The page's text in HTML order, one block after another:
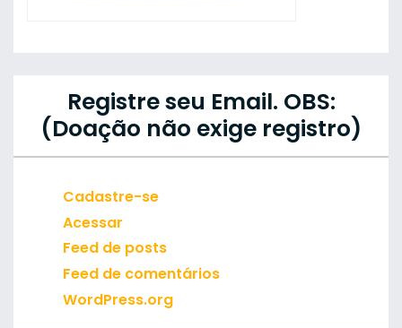
Registre seu Email. OBS:
(Doação não exige registro)
Cadastre-se
Acessar
Feed de posts
Feed de comentários
WordPress.org